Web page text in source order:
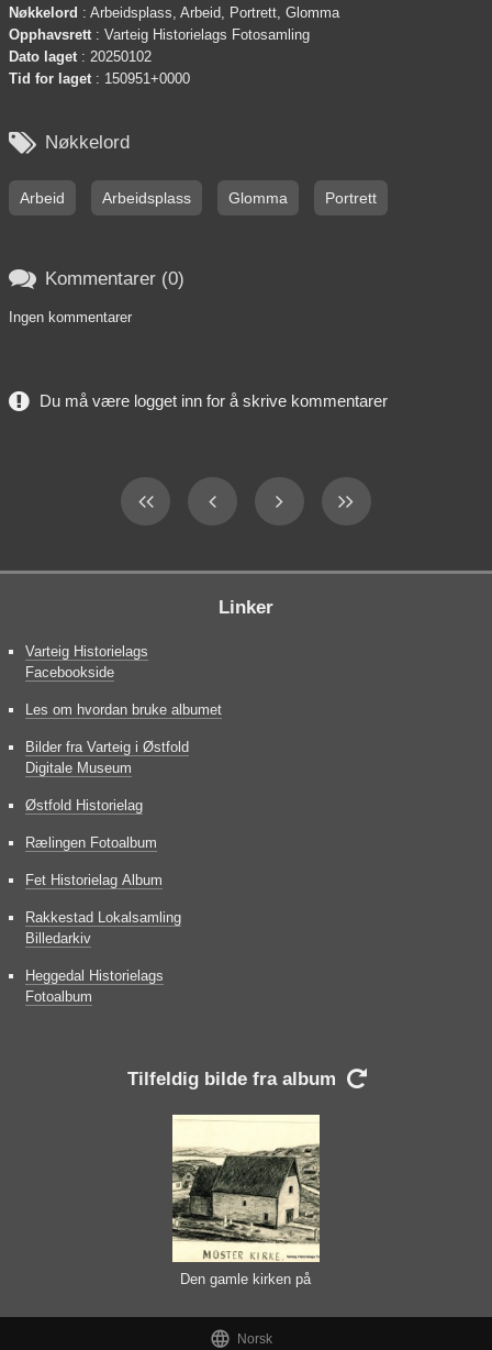
Nøkkelord : Arbeidsplass, Arbeid, Portrett, Glomma
Opphavsrett : Varteig Historielags Fotosamling
Dato laget : 20250102
Tid for laget : 150951+0000
 Nøkkelord
Arbeid Arbeidsplass Glomma Portrett
 Kommentarer (0)
Ingen kommentarer
Du må være logget inn for å skrive kommentarer
Linker
Varteig Historielags
Facebookside
Les om hvordan bruke albumet
Bilder fra Varteig i Østfold
Digitale Museum
Østfold Historielag
Rælingen Fotoalbum
Fet Historielag Album
Rakkestad Lokalsamling
Billedarkiv
Heggedal Historielags
Fotoalbum
Tilfeldig bilde fra album 
Den gamle kirken på
 Norsk